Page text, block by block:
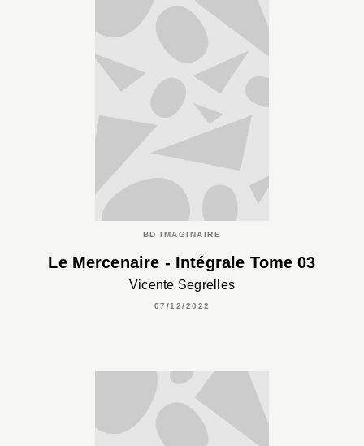
BD IMAGINAIRE
Le Mercenaire - Intégrale Tome 03
Vicente Segrelles
07/12/2022